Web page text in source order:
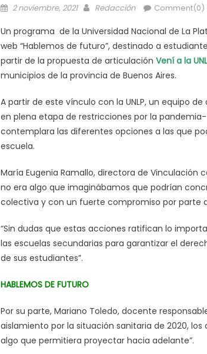
2 noviembre, 2021 Redacción Comment(0)
Un programa de la Universidad Nacional de La
web “Hablemos de futuro”, destinado a
partir de la propuesta de articulación Vení a la
municipios de la provincia de Buenos Aires.
A partir de este vínculo con la UNLP, un equipo de
en plena etapa de restricciones por la
contemplara las diferentes opciones a las que
escuela.
María Eugenia Ramallo, directora de Vinculación
no era algo que imaginábamos que podrían
colectiva y con un fuerte compromiso por parte
“Sin dudas que estas acciones ratifican lo
las escuelas secundarias para garantizar el
de sus estudiantes”.
HABLEMOS DE FUTURO
Por su parte, Mariano Toledo, docente
aislamiento por la situación sanitaria de 2020,
algo que permitiera proyectar hacia adelante”.